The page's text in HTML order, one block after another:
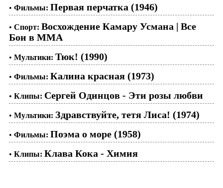
• Фильмы: Первая перчатка (1946)
• Спорт: Восхождение Камару Усмана | Все
Бои в ММА
• Мультики: Тюк! (1990)
• Фильмы: Калина красная (1973)
• Клипы: Сергей Одинцов - Эти розы любви
• Мультики: Здравствуйте, тетя Лиса! (1974)
• Фильмы: Поэма о море (1958)
• Клипы: Клава Кока - Химия